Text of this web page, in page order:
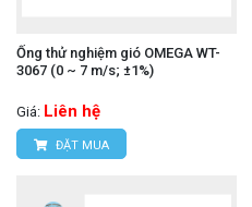
Ống thử nghiệm gió OMEGA WT-
3067 (0 ~ 7 m/s; ±1%)
Giá: Liên hệ
ĐẶT MUA